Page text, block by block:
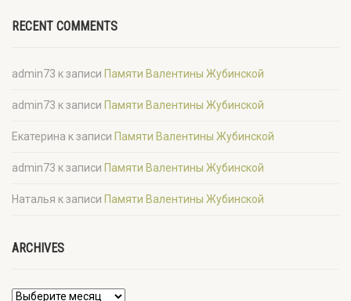
RECENT COMMENTS
admin73 к записи Памяти Валентины Жубинской
admin73 к записи Памяти Валентины Жубинской
Екатерина к записи Памяти Валентины Жубинской
admin73 к записи Памяти Валентины Жубинской
Наталья к записи Памяти Валентины Жубинской
ARCHIVES